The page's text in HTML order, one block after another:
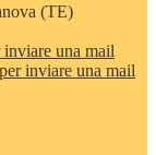
(TE)
una mail
inviare una mail